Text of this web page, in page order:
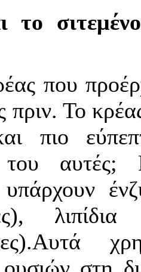
το
που
πριν. Το
πιο
του